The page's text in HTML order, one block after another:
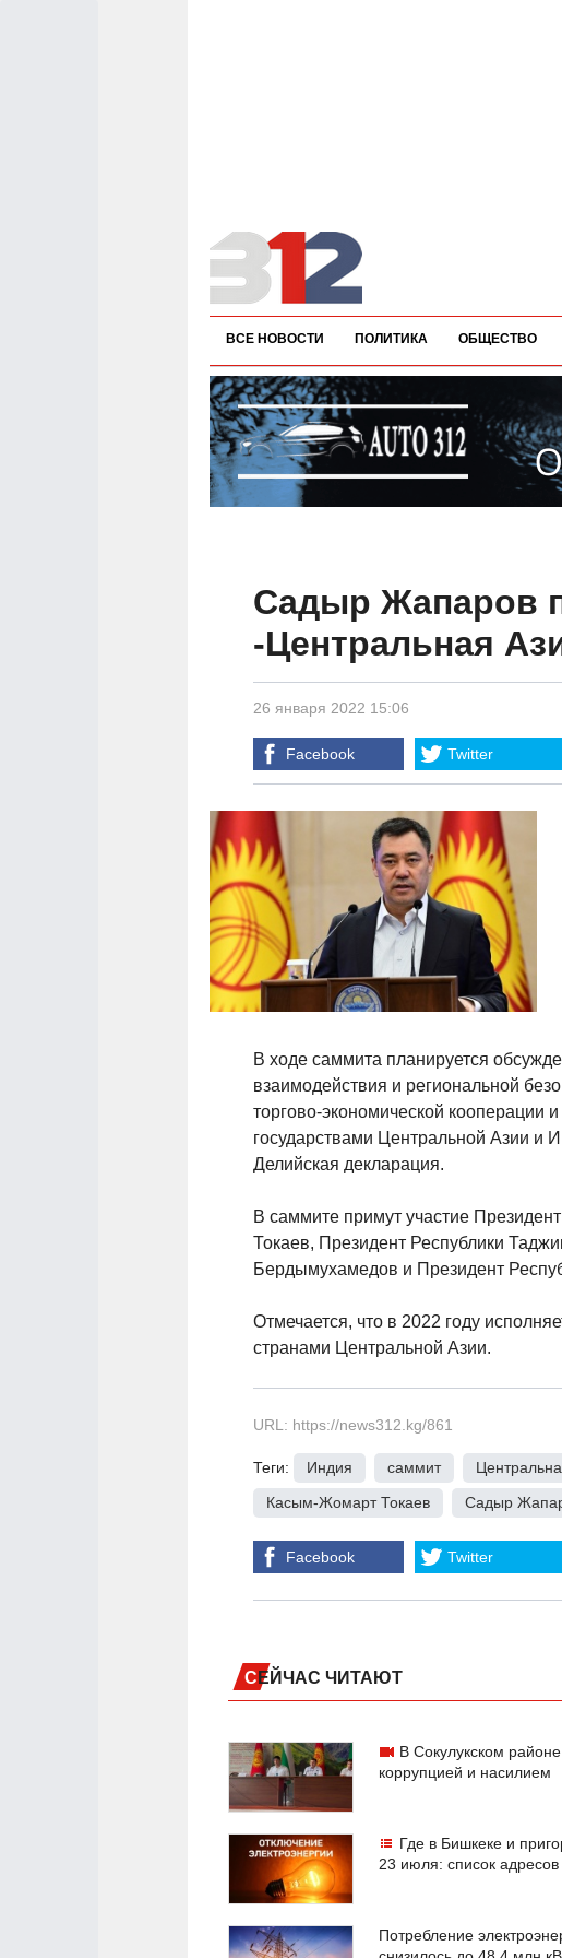
ВСЕ НОВОСТИ ПОЛИТИКА ОБЩЕСТВО
Садыр Жапаров
-Центральная
26 января 2022 15:06
Facebook Twitter
В ходе саммита планируется
взаимодействия и региональной
торгово-экономической кооперации
государствами Центральной Азии и
Делийская декларация.
В саммите примут участие
Токаев, Президент Республики
Бердымухамедов и Президент
Отмечается, что в 2022 году
странами Центральной Азии.
URL: https://news312.kg/861
Теги: Индия саммит
Касым-Жомарт Токаев
Садыр
Facebook Twitter
СЕЙЧАС ЧИТАЮТ
В Сокулукском
коррупцией и насилием
Где в Бишкеке и
23 июля: список адресов
Потребление